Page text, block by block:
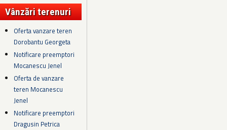
Vânzări terenuri
Oferta vanzare teren
Dorobantu Georgeta
Notificare preemptori
Mocanescu Jenel
Oferta de vanzare
teren Mocanescu
Jenel
Notificare preemptori
Dragusin Petrica